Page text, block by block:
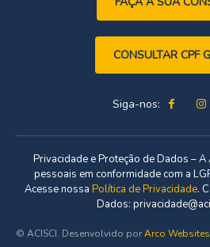
CONSULTAR CPF
Siga-nos:
Privacidade e Proteção de Dados – A
pessoais em conformidade com a
Acesse nossa Política de Privacidade.
Dados:
© ACISCI. Desenvolvido porArco